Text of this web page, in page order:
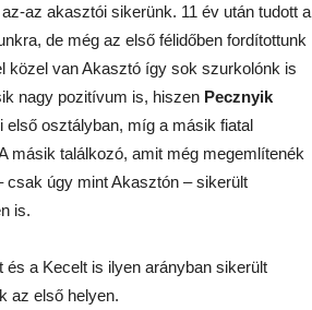
az akasztói sikerünk. 11 év után tudott a
de még az első félidőben fordítottunk
közel van Akasztó így sok szurkolónk is
nagy pozitívum is, hiszen Pecznyik
osztályban, míg a másik fiatal
másik találkozó, amit még megemlítenék
úgy mint Akasztón – sikerült
is.
a Kecelt is ilyen arányban sikerült
az első helyen.